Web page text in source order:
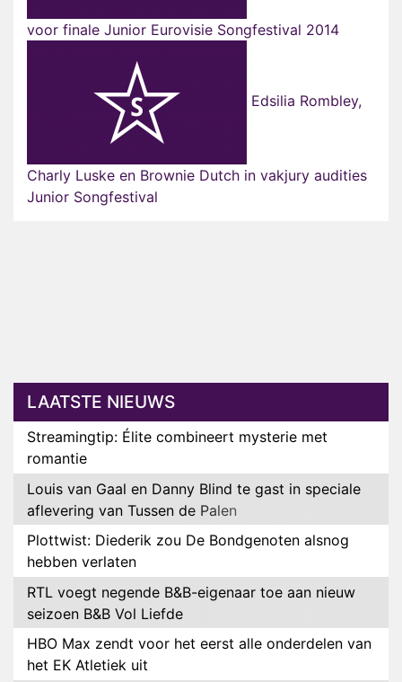
voor finale Junior Eurovisie Songfestival 2014
Edsilia Rombley,
Charly Luske en Brownie Dutch in vakjury audities
Junior Songfestival
LAATSTE NIEUWS
Streamingtip: Élite combineert mysterie met
romantie
Louis van Gaal en Danny Blind te gast in speciale
aflevering van Tussen de Palen
Plottwist: Diederik zou De Bondgenoten alsnog
hebben verlaten
RTL voegt negende B&B-eigenaar toe aan nieuw
seizoen B&B Vol Liefde
HBO Max zendt voor het eerst alle onderdelen van
het EK Atletiek uit